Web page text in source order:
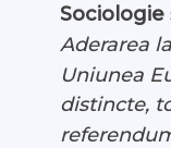
Aderarea
Uniunea
distincte,